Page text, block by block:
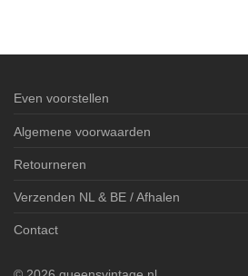
Even voorstellen
Algemene voorwaarden
Retourneren
Verzenden NL & BE / Afhalen
Contact